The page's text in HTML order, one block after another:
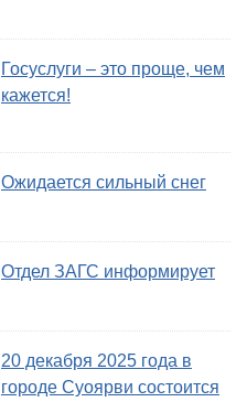
Госуслуги – это проще, чем
кажется!
Ожидается сильный снег
Отдел ЗАГС информирует
20 декабря 2025 года в
городе Суоярви состоится